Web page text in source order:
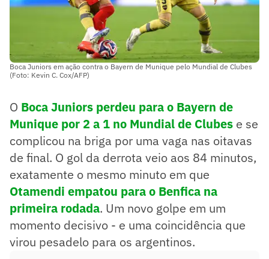
Boca Juniors em ação contra o Bayern de Munique pelo Mundial de Clubes
(Foto: Kevin C. Cox/AFP)
O Boca Juniors perdeu para o Bayern de
Munique por 2 a 1 no Mundial de Clubes e se
complicou na briga por uma vaga nas oitavas
de final. O gol da derrota veio aos 84 minutos,
exatamente o mesmo minuto em que
Otamendi empatou para o Benfica na
primeira rodada. Um novo golpe em um
momento decisivo - e uma coincidência que
virou pesadelo para os argentinos.